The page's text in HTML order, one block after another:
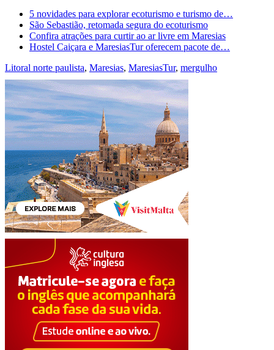
5 novidades para explorar ecoturismo e turismo de…
São Sebastião, retomada segura do ecoturismo
Confira atrações para curtir ao ar livre em Maresias
Hostel Caiçara e MaresiasTur oferecem pacote de…
Litoral norte paulista, Maresias, MaresiasTur, mergulho